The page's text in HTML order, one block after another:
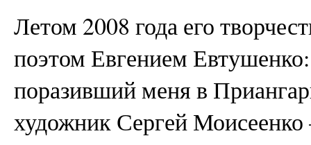
Летом 2008 года его
поэтом Евгением
поразивший меня в
художник Сергей